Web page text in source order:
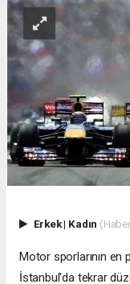
Erkek| Kadın
Motor sporlarının en
İstanbul'da tekrar